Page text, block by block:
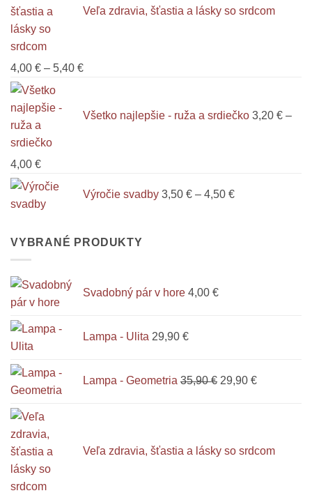
Veľa zdravia, šťastia a lásky so srdcom
4,00 € – 5,40 €Price
through
Všetko najlepšie - ruža a srdiečko 3,20 € –
4,00 €Price
range:
4,00 €
Výročie svadby 3,50 € – 4,50 €range:
VYBRANÉ PRODUKTY
Svadobný pár v hore 4,00 €
Lampa - Ulita 29,90 €
Lampa - Geometria 35,90€ cena
29,90 €cena
Veľa zdravia, šťastia a lásky so srdcom